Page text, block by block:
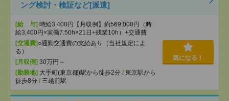
ング検討・検証など[派遣]
[給 与] 時給3,400円【月収例】約569,000円（時
給3,400円×実働7.50h×21日+残業10h）+交通費
[交通費] ○通勤交通費の支給あり（当社規定によ
る）
[月収例] 30万円～
[勤務地] 大手町(東京都)駅から徒歩2分 / 東京駅から
徒歩8分 / 三越前駅
気になる！